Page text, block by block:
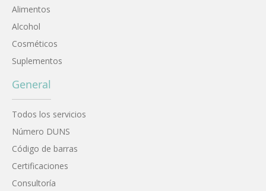
Alimentos
Alcohol
Cosméticos
Suplementos
General
Todos los servicios
Número DUNS
Código de barras
Certificaciones
Consultoría